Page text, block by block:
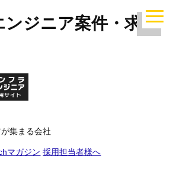
ジニア案件・求人
集まる会社
マガジン 採用担当者様へ